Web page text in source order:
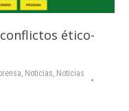
ético-
, Noticias, Noticias